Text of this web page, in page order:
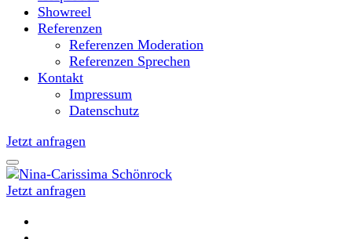
Showreel
Referenzen
Referenzen Moderation
Referenzen Sprechen
Kontakt
Impressum
Datenschutz
Jetzt anfragen
Nina-Carissima Schönrock
Jetzt anfragen